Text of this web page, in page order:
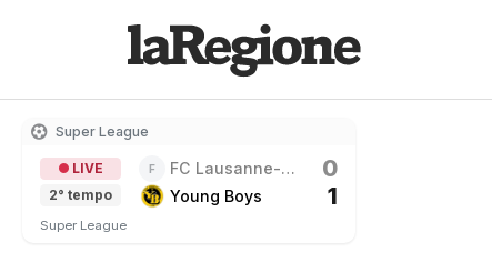
Super League
LIVE
2° tempo
F
FC Lausanne-
Sport
0
Young Boys 1
Super League